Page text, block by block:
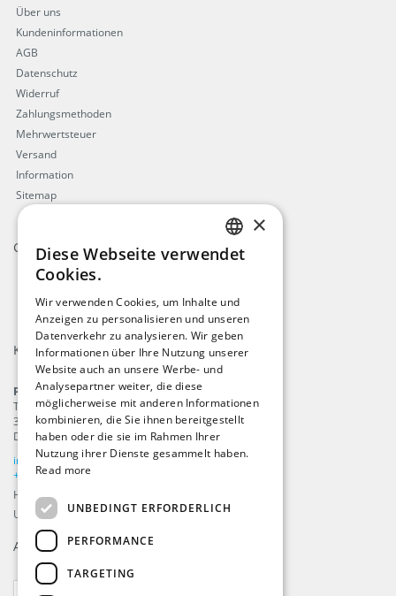
Über uns
Kundeninformationen
AGB
Datenschutz
Widerruf
Zahlungsmethoden
Mehrwertsteuer
Versand
Information
Sitemap
Gütesiegel
Kontakt
ProFlags B.V.
Tilbury 8
3897 AC,Zeewolde
Die Niederlande
info@beachflags.com
+31 (0) 85 401 4648
Handelskammer: 92559840
USt-IdNr: NL866099657B01
Anmelden für unseren
ENGLISH
GERMAN
FRENCH
×
Diese Webseite verwendet
Cookies.
Wir verwenden Cookies, um Inhalte und
Anzeigen zu personalisieren und unseren
Datenverkehr zu analysieren. Wir geben
Informationen über Ihre Nutzung unserer
Website auch an unsere Werbe- und
Analysepartner weiter, die diese
möglicherweise mit anderen Informationen
kombinieren, die Sie ihnen bereitgestellt
haben oder die sie im Rahmen Ihrer
Nutzung ihrer Dienste gesammelt haben.
Read more
UNBEDINGT ERFORDERLICH
PERFORMANCE
TARGETING